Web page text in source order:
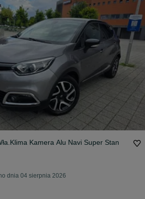
Kamera Alu Navi Super Stan
dnia 04 sierpnia 2026